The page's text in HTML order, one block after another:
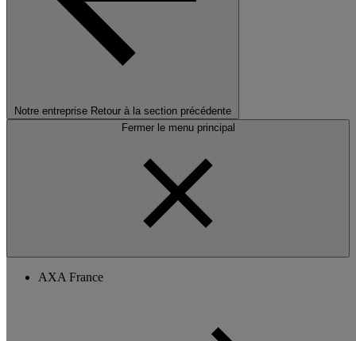
Notre entreprise Retour à la section précédente
Fermer le menu principal
AXA France